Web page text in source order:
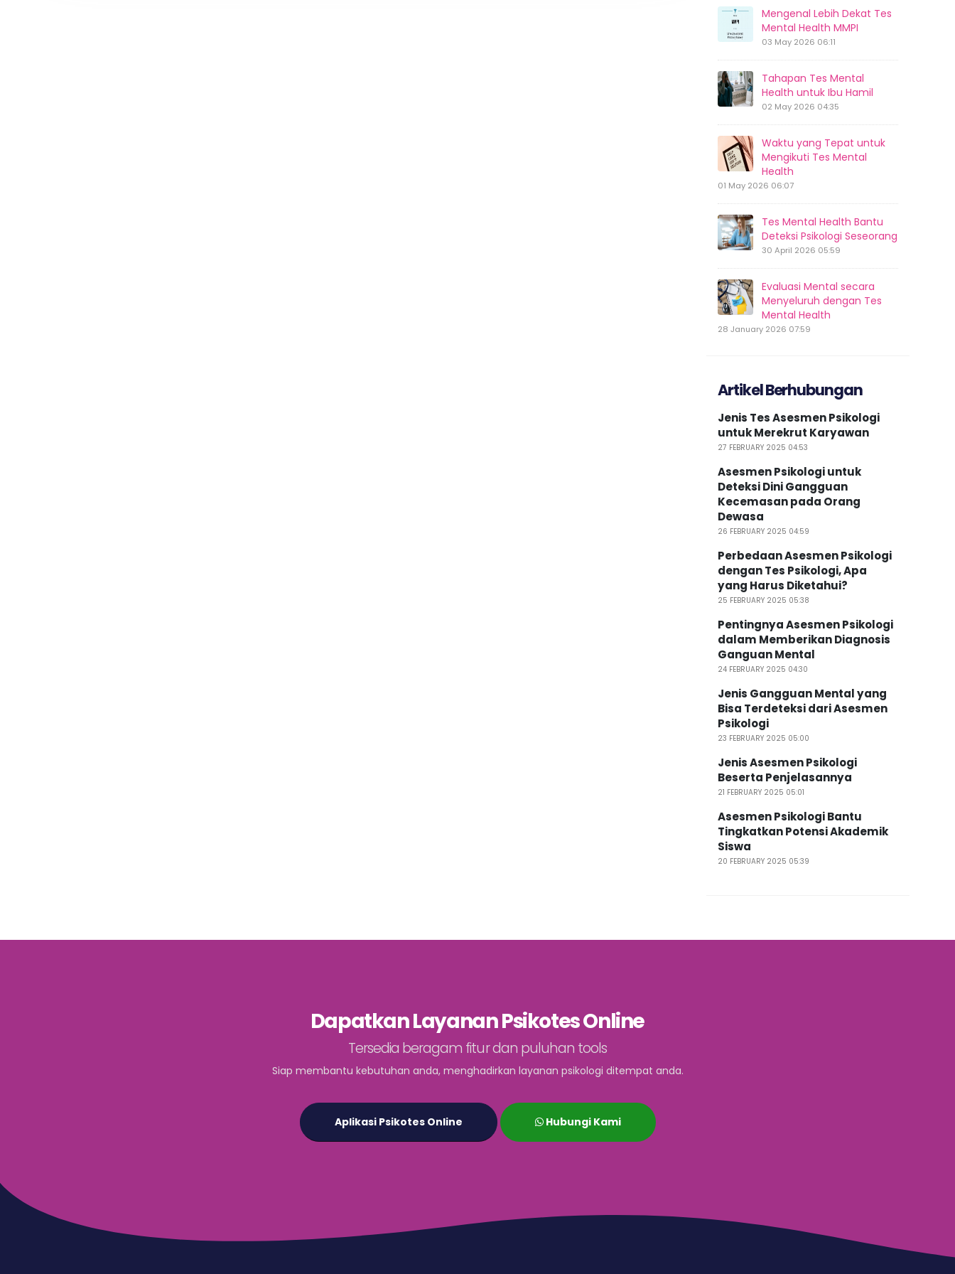
Mengenal Lebih Dekat Tes
Mental Health MMPI
03 May 2026 06:11
Tahapan Tes Mental
Health untuk Ibu Hamil
02 May 2026 04:35
Waktu yang Tepat untuk
Mengikuti Tes Mental
Health
01 May 2026 06:07
Tes Mental Health Bantu
Deteksi Psikologi Seseorang
30 April 2026 05:59
Evaluasi Mental secara
Menyeluruh dengan Tes
Mental Health
28 January 2026 07:59
Artikel Berhubungan
Jenis Tes Asesmen Psikologi
untuk Merekrut Karyawan
27 FEBRUARY 2025 04:53
Asesmen Psikologi untuk
Deteksi Dini Gangguan
Kecemasan pada Orang
Dewasa
26 FEBRUARY 2025 04:59
Perbedaan Asesmen Psikologi
dengan Tes Psikologi, Apa
yang Harus Diketahui?
25 FEBRUARY 2025 05:38
Pentingnya Asesmen Psikologi
dalam Memberikan Diagnosis
Ganguan Mental
24 FEBRUARY 2025 04:30
Jenis Gangguan Mental yang
Bisa Terdeteksi dari Asesmen
Psikologi
23 FEBRUARY 2025 05:00
Jenis Asesmen Psikologi
Beserta Penjelasannya
21 FEBRUARY 2025 05:01
Asesmen Psikologi Bantu
Tingkatkan Potensi Akademik
Siswa
20 FEBRUARY 2025 05:39
Dapatkan Layanan Psikotes Online
Tersedia beragam fitur dan puluhan tools
Siap membantu kebutuhan anda, menghadirkan layanan psikologi ditempat anda.
Aplikasi Psikotes Online Hubungi Kami